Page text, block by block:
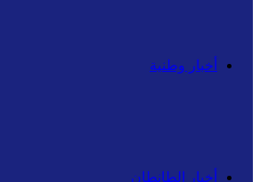
أخبار وطنية
أخبار الطانطان